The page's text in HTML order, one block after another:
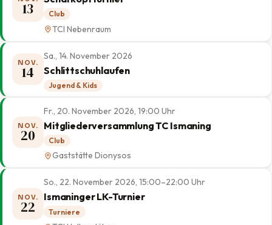
13 Club
TCI Nebenraum
NOV.
14
Sa., 14. November 2026
Schlittschuhlaufen
Jugend & Kids
NOV.
20
Fr., 20. November 2026, 19:00 Uhr
Mitgliederversammlung TC Ismaning
Club
Gaststätte Dionysos
NOV.
22
So., 22. November 2026, 15:00–22:00 Uhr
Ismaninger LK-Turnier
Turniere